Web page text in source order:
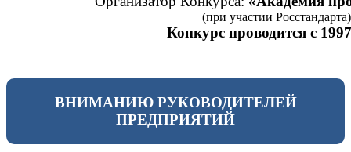
(при участии Росстандарта)
Конкурс проводится с
ВНИМАНИЮ РУКОВОДИТЕЛЕЙ
ПРЕДПРИЯТИЙ